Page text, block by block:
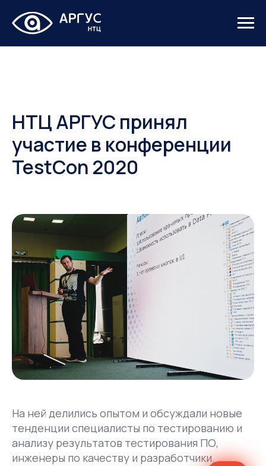
НТЦ АРГУС принял
участие в конференции
TestCon 2020
На ней делились опытом и обсуждали новые
тенденции специалисты по тестированию и
анализу результатов тестирования ПО,
инженеры по качеству и разработчики.